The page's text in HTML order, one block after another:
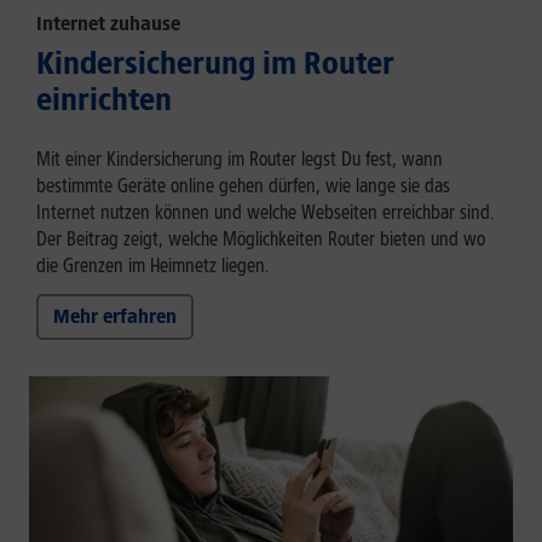
Internet zuhause
Kindersicherung im Router
einrichten
Mit einer Kindersicherung im Router legst Du fest, wann
bestimmte Geräte online gehen dürfen, wie lange sie das
Internet nutzen können und welche Webseiten erreichbar sind.
Der Beitrag zeigt, welche Möglichkeiten Router bieten und wo
die Grenzen im Heimnetz liegen.
Mehr erfahren